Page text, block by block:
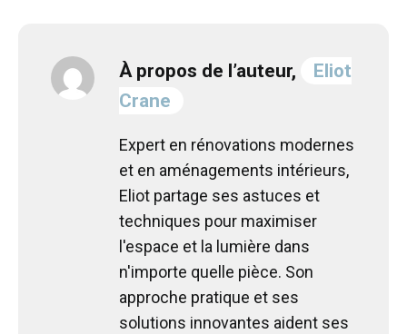
À propos de l’auteur,
Eliot
Crane
Expert en rénovations modernes
et en aménagements intérieurs,
Eliot partage ses astuces et
techniques pour maximiser
l'espace et la lumière dans
n'importe quelle pièce. Son
approche pratique et ses
solutions innovantes aident ses